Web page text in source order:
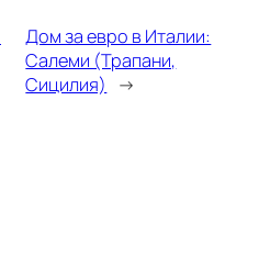
Дом за евро в Италии:
Салеми (Трапани,
Сицилия)
→